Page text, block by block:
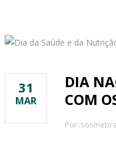
31
MAR
DIA
COM
Por :